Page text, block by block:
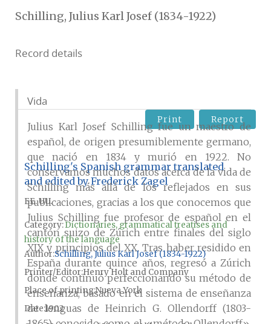
Schilling, Julius Karl Josef (1834-1922)
Record details
Vida
Julius Karl Josef Schilling fue un maestro de
español, de origen presumiblemente germano,
que nació en 1834 y murió en 1922. No
conservamos muchos datos acerca de la vida de
Schilling más allá de los reflejados en sus
publicaciones, gracias a los que conocemos que
Julius Schilling fue profesor de español en el
cantón suizo de Zúrich entre finales del siglo
XIX y principios del XX. Tras haber residido en
España durante quince años, regresó a Zúrich
donde continuó perfeccionando su método de
enseñanza, basado en el sistema de enseñanza
de lenguas de Heinrich G. Ollendorff (1803-
Print Report
Schilling's Spanish grammar translated
and edited by Frederick Zagel
EE. UU.
Category:Dictionaries, grammatical treatises and
history of the language
Author Schilling, Julius Karl Josef (1834-1922)
Printer/Editor Henry Holt and Company
Place of printingNueva York
Date1902